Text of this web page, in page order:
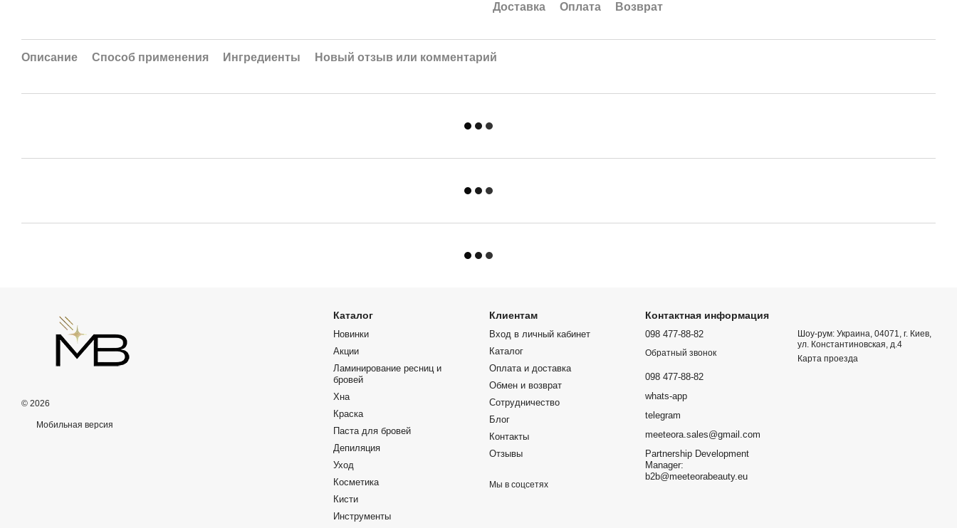
Доставка Оплата Возврат
Описание Способ применения Ингредиенты Новый отзыв или комментарий
© 2026
Мобильная версия
Каталог
Новинки
Акции
Ламинирование ресниц и
бровей
Хна
Краска
Паста для бровей
Депиляция
Уход
Косметика
Кисти
Инструменты
Клиентам
Вход в личный кабинет
Каталог
Оплата и доставка
Обмен и возврат
Сотрудничество
Блог
Контакты
Отзывы
Мы в соцсетях
Контактная информация
098 477-88-82
Обратный звонок
098 477-88-82
whats-app
telegram
meeteora.sales@gmail.com
Partnership Development
Manager:
b2b@meeteorabeauty.eu
Шоу-рум: Украина, 04071, г. Киев,
ул. Константиновская, д.4
Карта проезда